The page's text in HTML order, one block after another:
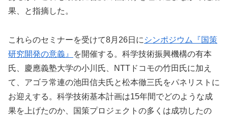
果、と指摘した。
これらのセミナーを受けて8月26日に シンポジウム『国策
研究開発の意義』
を開催する。科学技術振興機構の有本
氏、慶應義塾大学の小川氏、NTTドコモの竹田氏に加え
て、アゴラ常連の池田信夫氏と松本徹三氏をパネリストに
お迎えする。科学技術基本計画は15年間でどのような成
果を上げたのか、国策プロジェクトの多くは成功したの